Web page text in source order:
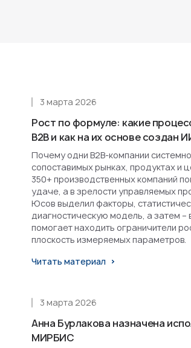
Рост по формуле: какие
B2B и как на их основе создан
3 марта 2026
Почему одни B2B-компании
сопоставимых рынках, продуктах и
350+ производственных компаний
удаче, а в зрелости управляемых
Юсов выделил факторы,
диагностическую модель, а затем
помогает находить ограничители
плоскость измеряемых параметров.
Читать материал
Анна Бурлакова назначена
МИРБИС
3 марта 2026